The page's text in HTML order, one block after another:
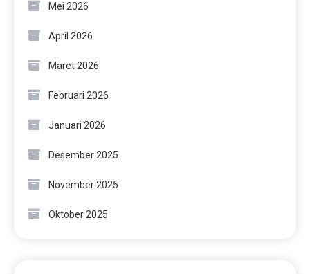
Mei 2026
April 2026
Maret 2026
Februari 2026
Januari 2026
Desember 2025
November 2025
Oktober 2025